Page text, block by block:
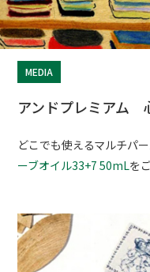
MEDIA
アンドプレミアム
どこでも使えるマルチパ
ーブオイル33+7 50mLを